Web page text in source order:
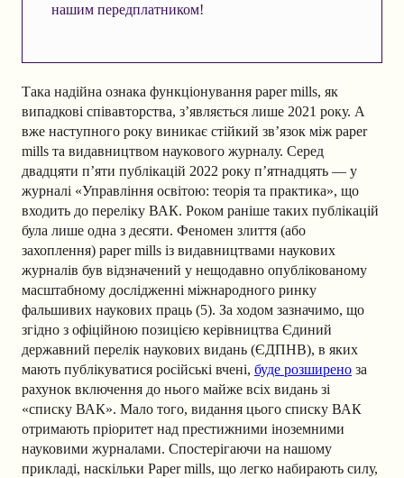
нашим передплатником!
Така надійна ознака функціонування paper mills, як
випадкові співавторства, з’являється лише 2021 року. А
вже наступного року виникає стійкий зв’язок між paper
mills та видавництвом наукового журналу. Серед
двадцяти п’яти публікацій 2022 року п’ятнадцять — у
журналі «Управління освітою: теорія та практика», що
входить до переліку ВАК. Роком раніше таких публікацій
була лише одна з десяти. Феномен злиття (або
захоплення) paper mills із видавництвами наукових
журналів був відзначений у нещодавно опублікованому
масштабному дослідженні міжнародного ринку
фальшивих наукових праць (5). За ходом зазначимо, що
згідно з офіційною позицією керівництва Єдиний
державний перелік наукових видань (ЄДПНВ), в яких
мають публікуватися російські вчені, буде розширено за
рахунок включення до нього майже всіх видань зі
«списку ВАК». Мало того, видання цього списку ВАК
отримають пріоритет над престижними іноземними
науковими журналами. Спостерігаючи на нашому
прикладі, наскільки Paper mills, що легко набирають силу,